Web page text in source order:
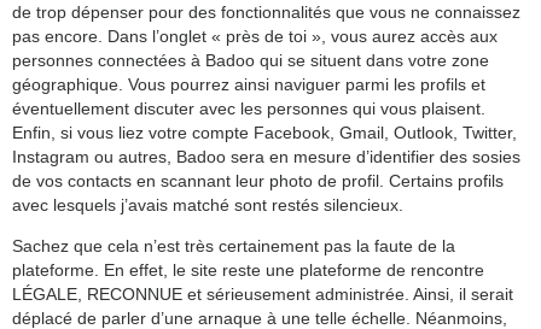
de trop dépenser pour des fonctionnalités que vous ne connaissez
pas encore. Dans l’onglet « près de toi », vous aurez accès aux
personnes connectées à Badoo qui se situent dans votre zone
géographique. Vous pourrez ainsi naviguer parmi les profils et
éventuellement discuter avec les personnes qui vous plaisent.
Enfin, si vous liez votre compte Facebook, Gmail, Outlook, Twitter,
Instagram ou autres, Badoo sera en mesure d’identifier des sosies
de vos contacts en scannant leur photo de profil. Certains profils
avec lesquels j’avais matché sont restés silencieux.
Sachez que cela n’est très certainement pas la faute de la
plateforme. En effet, le site reste une plateforme de rencontre
LÉGALE, RECONNUE et sérieusement administrée. Ainsi, il serait
déplacé de parler d’une arnaque à une telle échelle. Néanmoins,